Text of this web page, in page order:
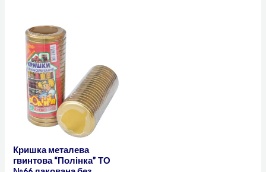
Кришка металева
гвинтова “Полінка” ТО